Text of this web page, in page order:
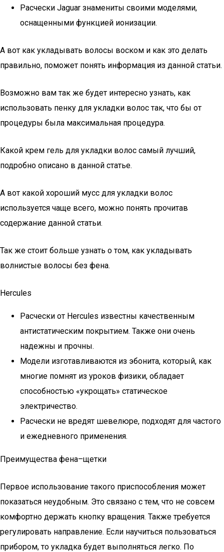
Расчески Jaguar знамениты своими моделями,
оснащенными функцией ионизации.
А вот как укладывать волосы воском и как это делать
правильно, поможет понять информация из данной статьи.
Возможно вам так же будет интересно узнать, как
использовать пенку для укладки волос так, что бы от
процедуры была максимальная процедура.
Какой крем гель для укладки волос самый лучший,
подробно описано в данной статье.
А вот какой хороший мусс для укладки волос
используется чаще всего, можно понять прочитав
содержание данной статьи.
Так же стоит больше узнать о том, как укладывать
волнистые волосы без фена.
Hercules
Расчески от Hercules известны качественным
антистатическим покрытием. Также они очень
надежны и прочны.
Модели изготавливаются из эбонита, который, как
многие помнят из уроков физики, обладает
способностью «укрощать» статическое
электричество.
Расчески не вредят шевелюре, подходят для частого
и ежедневного применения.
Преимущества фена–щетки
Первое использование такого приспособления может
показаться неудобным. Это связано с тем, что не совсем
комфортно держать кнопку вращения. Также требуется
регулировать направление. Если научиться пользоваться
прибором, то укладка будет выполняться легко. По